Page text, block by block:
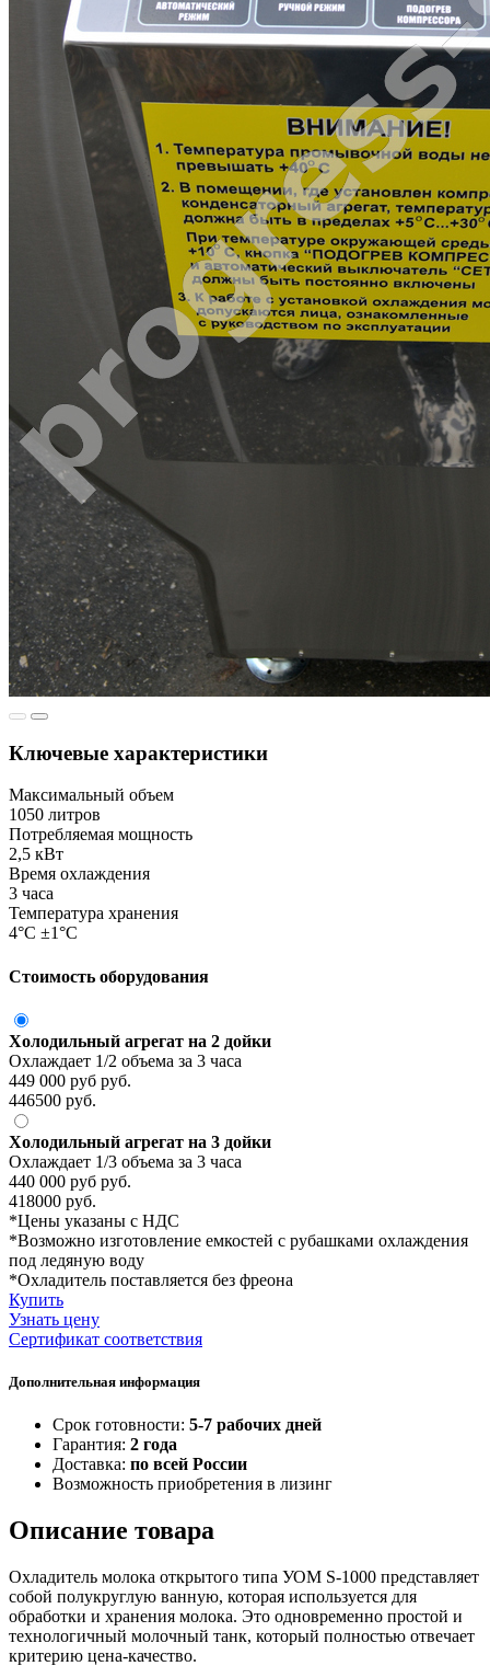
Ключевые характеристики
Максимальный объем
1050 литров
Потребляемая мощность
2,5 кВт
Время охлаждения
3 часа
Температура хранения
4°C ±1°C
Стоимость оборудования
Холодильный агрегат на 2 дойки
Охлаждает 1/2 объема за 3 часа
449 000 руб руб.
446500 руб.
Холодильный агрегат на 3 дойки
Охлаждает 1/3 объема за 3 часа
440 000 руб руб.
418000 руб.
*Цены указаны с НДС
*Возможно изготовление емкостей с рубашками охлаждения
под ледяную воду
*Охладитель поставляется без фреона
Купить
Узнать цену
Сертификат соответствия
Дополнительная информация
Срок готовности: 5-7 рабочих дней
Гарантия: 2 года
Доставка: по всей России
Возможность приобретения в лизинг
Описание товара
Охладитель молока открытого типа УОМ S-1000 представляет
собой полукруглую ванную, которая используется для
обработки и хранения молока. Это одновременно простой и
технологичный молочный танк, который полностью отвечает
критерию цена-качество.